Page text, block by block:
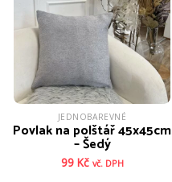
JEDNOBAREVNÉ
Povlak na polštář 45x45cm
– Šedý
99 Kč vč. DPH